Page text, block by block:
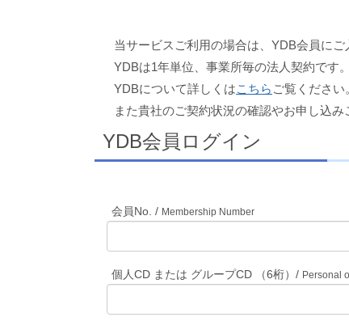
当サービスご利用の場合は、YDB会員にご
YDBは1年単位、事業所毎の法人契約です。
YDBについて詳しくはこちら ご覧ください
また貴社のご契約状況の確認やお申し込み
YDB会員ログイン
会員No. / Membership Number
個人CD または グループCD （6桁）/ Personal